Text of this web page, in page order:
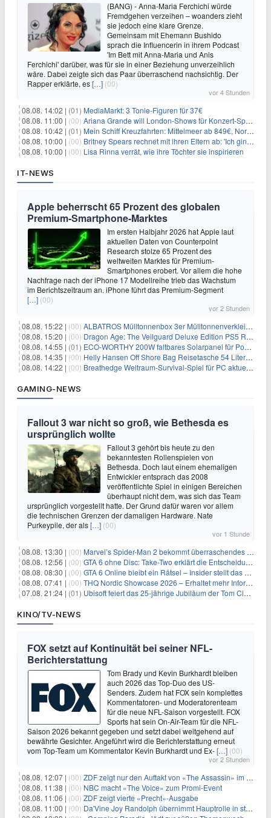
(BANG) - Anna-Maria Ferchichi würde
Fremdgehen verzeihen – woanders zieht
sie jedoch eine klare Grenze.
Gemeinsam mit Ehemann Bushido
sprach die Influencerin in ihrem Podcast
'Im Bett mit Anna-Maria und Anis
Ferchichi' darüber, was für sie in einer Beziehung unverzeihlich
wäre. Dabei zeigte sich das Paar überraschend nachsichtig. Der
Rapper erklärte, es[…] (00)
vor 4 Stunden
08.08. 14:02 | (01) MediaMarkt: 3 Tonie-Figuren für 37€
08.08. 11:00 | (00) Ariana Grande will London-Shows für Konzert-Special filmen
08.08. 10:42 | (01) Mein Schiff Kreuzfahrten: Mittelmeer ab 849€, Norwegen ab 999€ p.P.
08.08. 10:00 | (00) Britney Spears rechnet mit ihren Eltern ab: 'Ich ging zwei Monate lang auf die Knie und weinte'
08.08. 10:00 | (00) Lisa Rinna verrät, wie ihre Töchter sie inspirieren
IT-NEWS
Apple beherrscht 65 Prozent des globalen
Premium-Smartphone-Marktes
Im ersten Halbjahr 2026 hat Apple laut
aktuellen Daten von Counterpoint
Research stolze 65 Prozent des
weltweiten Marktes für Premium-
Smartphones erobert. Vor allem die hohe
Nachfrage nach der iPhone 17 Modellreihe trieb das Wachstum
im Berichtszeitraum an. iPhone führt das Premium-Segment
[…] (00)
vor 2 Stunden
08.08. 15:22 | (00) ALBATROS Mülltonnenbox 3er Mülltonnenverkleidung aus Metall für 577,15€
08.08. 15:20 | (00) Dragon Age: The Veilguard Deluxe Edition PS5 Rollenspiel für 13,76€
08.08. 14:55 | (01) ECO-WORTHY 200W faltbares Solarpanel für Powerstation & Camping für 123,99€
08.08. 14:35 | (00) Helly Hansen Off Shore Bag Reisetasche 54 Liter für 29,99€
08.08. 14:22 | (00) Breathedge Weltraum-Survival-Spiel für PC aktuell kostenlos bei Steam
GAMING-NEWS
Fallout 3 war nicht so groß, wie Bethesda es
ursprünglich wollte
Fallout 3 gehört bis heute zu den
bekanntesten Rollenspielen von
Bethesda. Doch laut einem ehemaligen
Entwickler entsprach das 2008
veröffentlichte Spiel in einigen Bereichen
überhaupt nicht dem, was sich das Team
ursprünglich vorgestellt hatte. Der Grund dafür waren vor allem
die technischen Grenzen der damaligen Hardware. Nate
Purkeypile, der als[…] (00)
vor 1 Stunde
08.08. 13:30 | (00) Marvel’s Spider-Man 2 bekommt überraschendes PS5-Update mit gewünschter Komfortfunktion
08.08. 12:56 | (00) GTA 6 ohne Disc: Take-Two erklärt die Entscheidung für Download-Codes
08.08. 08:30 | (00) GTA 6 Online bleibt ein Rätsel – Insider stellt das neue Gerücht klar
08.08. 07:41 | (00) THQ Nordic Showcase 2026 – Erhaltet mehr Informationen
07.08. 21:24 | (01) Ubisoft feiert das 25-jährige Jubiläum der Tom Clancy’s Ghost Recon-Reihe
KINO/TV-NEWS
FOX setzt auf Kontinuität bei seiner NFL-
Berichterstattung
Tom Brady und Kevin Burkhardt bleiben
auch 2026 das Top-Duo des US-
Senders. Zudem hat FOX sein komplettes
Kommentatoren- und Moderatorenteam
für die neue NFL-Saison vorgestellt. FOX
Sports hat sein On-Air-Team für die NFL-
Saison 2026 bekannt gegeben und setzt dabei weitgehend auf
bewährte Gesichter. Angeführt wird die Berichterstattung erneut
vom Top-Team um Kommentator Kevin Burkhardt und Ex-[…] (00)
vor 2 Stunden
08.08. 12:07 | (00) ZDF zeigt nur den Auftakt von «The Assassin» im Fernsehen
08.08. 11:38 | (00) NBC macht «The Voice» zum Promi-Event
08.08. 11:06 | (00) ZDF zeigt vierte «Precht»-Ausgabe
08.08. 11:00 | (00) Da'Vine Joy Randolph übernimmt Hauptrolle in starbesetzter schwarzer Komödie